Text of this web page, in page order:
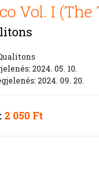
Vol. I (The
2024. 05. 10.
2024. 09. 20.
2 050 Ft